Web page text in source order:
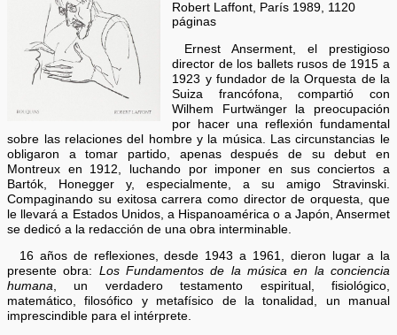
Robert Laffont, París 1989, 1120
páginas
Ernest Anserment, el prestigioso
director de los ballets rusos de 1915 a
1923 y fundador de la Orquesta de la
Suiza francófona, compartió con
Wilhem Furtwänger la preocupación
por hacer una reflexión fundamental
sobre las relaciones del hombre y la música. Las circunstancias le
obligaron a tomar partido, apenas después de su debut en
Montreux en 1912, luchando por imponer en sus conciertos a
Bartók, Honegger y, especialmente, a su amigo Stravinski.
Compaginando su exitosa carrera como director de orquesta, que
le llevará a Estados Unidos, a Hispanoamérica o a Japón, Ansermet
se dedicó a la redacción de una obra interminable.
16 años de reflexiones, desde 1943 a 1961, dieron lugar a la
presente obra: Los Fundamentos de la música en la conciencia
humana, un verdadero testamento espiritual, fisiológico,
matemático, filosófico y metafísico de la tonalidad, un manual
imprescindible para el intérprete.